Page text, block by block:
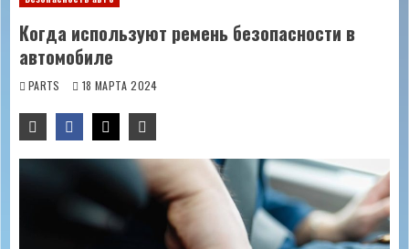
Когда используют ремень безопасности в
автомобиле
PARTS 18 МАРТА 2024